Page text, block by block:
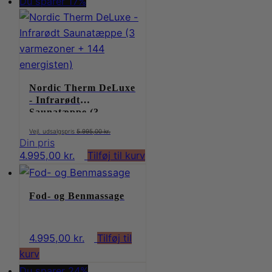
4.495,00 kr..
pris
er:
2.500,00 kr..
Nordic Therm DeLuxe
- Infrarødt
Saunatæppe (3
energisten)5.995,00kr.Den
pris
var:
5.995,00 kr..
4.995,00 kr. Den
aktuelle
er:
Tilføj til kurv
Fod- og Benmassage
4.995,00 kr.
Tilføj til
kurv